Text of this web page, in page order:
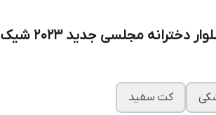
مجلسی جدید ۲۰۲۳ شیک ۱۷۵۱
کت سفید